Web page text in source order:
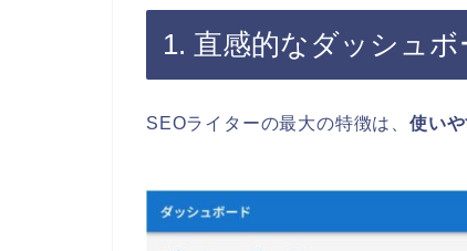
1. 直感的なダッシュボ
SEOライターの最大の特徴は、 使い